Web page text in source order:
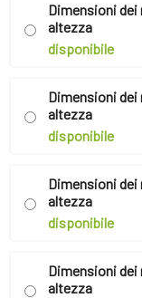
Dimensioni
altezza
disponibile
Dimensioni dei
altezza
disponibile
Dimensioni dei
altezza
disponibile
Dimensioni dei
altezza